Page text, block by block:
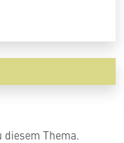
Thema.